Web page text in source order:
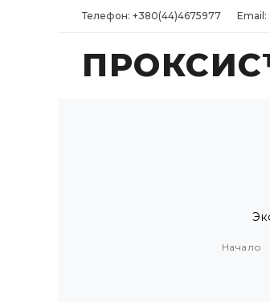
Телефон: +380(44)4675977 Email:
Начало